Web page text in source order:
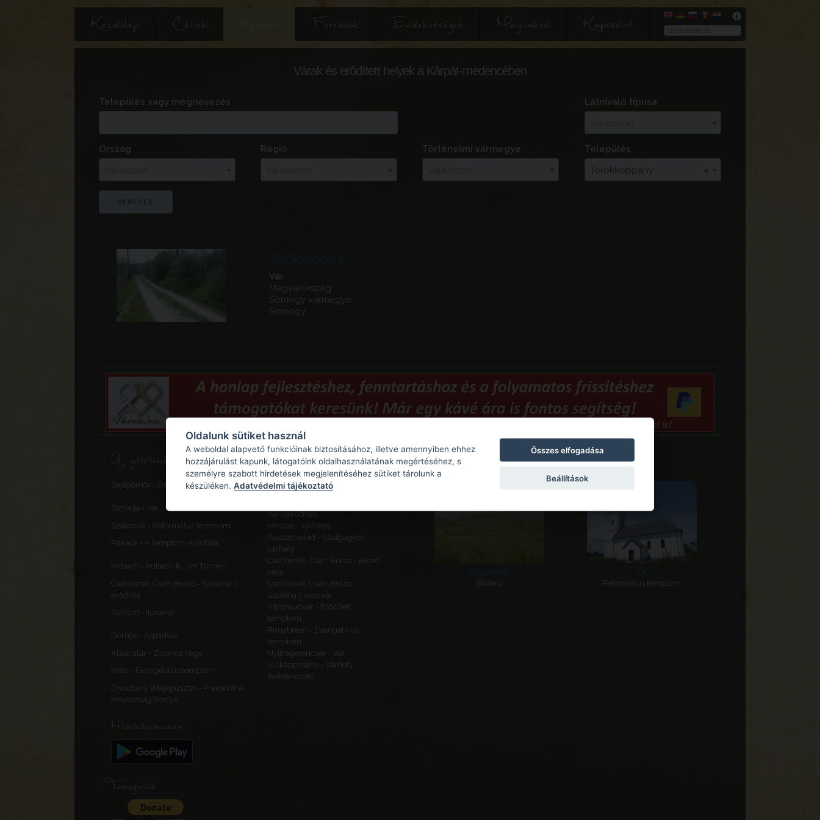
Kezdőlap Cikkek Források Érdekességek Magunkról Kapcsolat
Várak és erődített helyek a Kárpát-medencében
Település vagy megnevezés
Látnivaló típusa
Ország
Régió
Történelmi vármegye
Település
×
Törökkoppány
Törökkoppány
Vár
Magyarország
Somogy vármegye
Somogy
Új feltöltések, frissítések
Sajógömör - Őrtorony, elővédmű
Sajógömör - Várhegy - Gömör
vára
Tornalja - Vár
Városerődítés
Szalonna - Református templom
Meszes - Várhegy
Rakaca - A templom erődfala
Pusztacsalád - Szolgagyőr,
várhely
Imbach - Imbach II., „Im Turner”
Csehberek, Cseh-Brézó - Brezó
vára
Csehberek, Cseh-Brézó - Szlatina II.
erődítés
Csehberek, Cseh-Brézó -
Szlatina I. sáncvár
Tömörd - Ilonavár
Háromudvar - Erődített
templom
Dömös - Árpádvár
Rimabrézó - Evangélikus
templom
Alsócsitár - Zsibrica hegy
Nyitragerencsér - Vár
Kiéte - Evangélikus templom
Vulkapordány - Várhely
(feltételezett)
Oroszlány (Majkpuszta) - Premontrei
Prépostság Romjai
Mobilalkalmazás
Támogatás
Ajánlott látnivalók
Kosztesd
Blidaru
Őr
Református templom
Oldalunk sütiket használ
A weboldal alapvető funkcióinak biztosításához, illetve amennyiben ehhez
hozzájárulást kapunk, látogatóink oldalhasználatának megértéséhez, s
személyre szabott hirdetések megjelenítéséhez sütiket tárolunk a
készüléken. Adatvédelmi tájékoztató
Összes elfogadása
Beállítások